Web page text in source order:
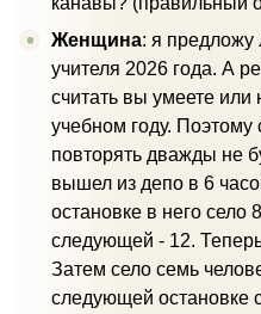
Женщина: я предложу
учителя 2026 года. А
считать вы умеете или
учебном году.
повторять дважды не
вышел из депо в 6
остановке в него село
следующей - 12.
Затем село семь
следующей остановке